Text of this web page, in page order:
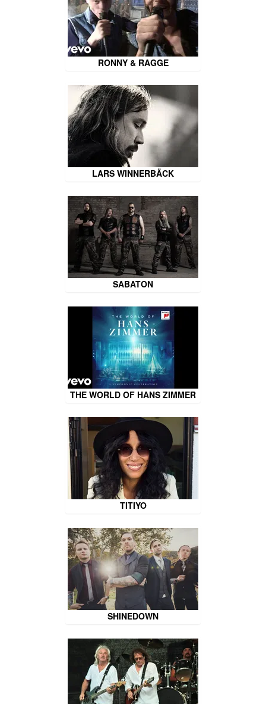
RONNY & RAGGE
LARS WINNERBÄCK
SABATON
THE WORLD OF HANS ZIMMER
TITIYO
SHINEDOWN